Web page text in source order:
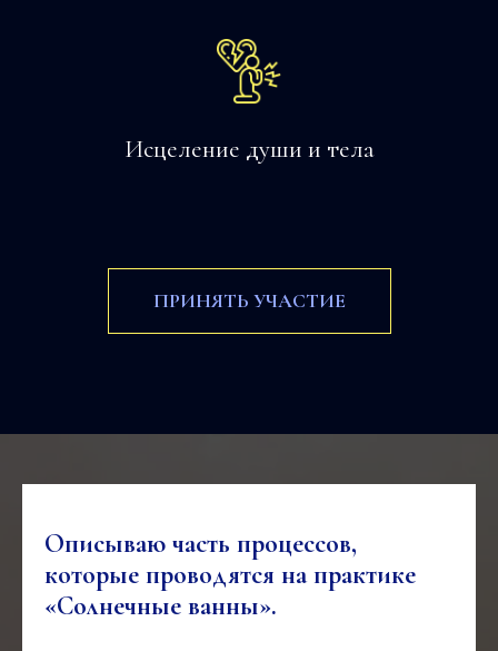
Исцеление души и тела
ПРИНЯТЬ УЧАСТИЕ
Описываю часть процессов,
которые проводятся на практике
«Солнечные ванны».